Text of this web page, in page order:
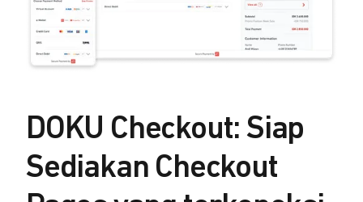
DOKU Checkout: Siap
Sediakan Checkout